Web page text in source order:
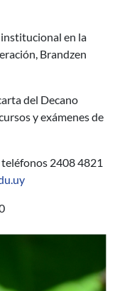
en la
Brandzen
del Decano
y exámenes de
2408 4821